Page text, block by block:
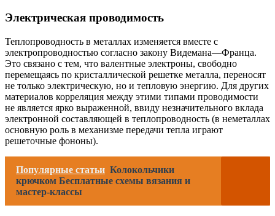
Электрическая проводимость
Теплопроводность в металлах изменяется вместе с
электропроводностью согласно закону Видемана—Франца.
Это связано с тем, что валентные электроны, свободно
перемещаясь по кристаллической решетке металла, переносят
не только электрическую, но и тепловую энергию. Для других
материалов корреляция между этими типами проводимости
не является ярко выраженной, ввиду незначительного вклада
электронной составляющей в теплопроводность (в неметаллах
основную роль в механизме передачи тепла играют
решеточные фононы).
Популярные статьи Колокольчики
крючком Бесплатные схемы вязания и
мастер-классы